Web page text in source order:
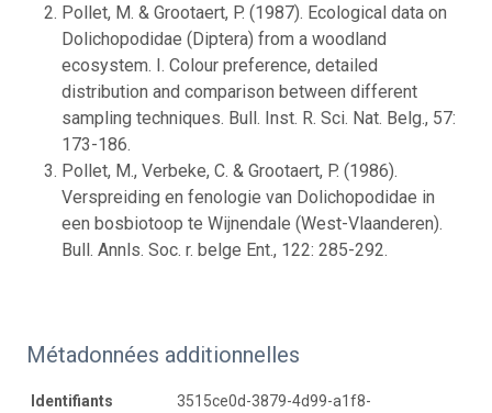
Pollet, M. & Grootaert, P. (1987). Ecological data on
Dolichopodidae (Diptera) from a woodland
ecosystem. I. Colour preference, detailed
distribution and comparison between different
sampling techniques. Bull. Inst. R. Sci. Nat. Belg., 57:
173-186.
Pollet, M., Verbeke, C. & Grootaert, P. (1986).
Verspreiding en fenologie van Dolichopodidae in
een bosbiotoop te Wijnendale (West-Vlaanderen).
Bull. Annls. Soc. r. belge Ent., 122: 285-292.
Métadonnées additionnelles
Identifiants
3515ce0d-3879-4d99-a1f8-